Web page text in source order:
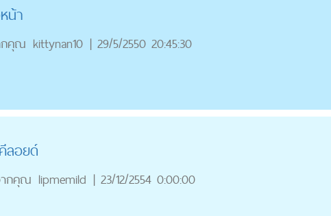
น้า
คุณ kittynan10 | 29/5/2550 20:45:30
ลอยด์
กคุณ lipmemild | 23/12/2554 0:00:00